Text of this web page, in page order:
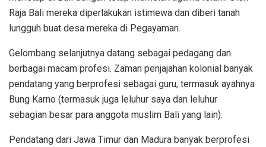
Raja Bali mereka diperlakukan istimewa dan diberi tanah
lungguh buat desa mereka di Pegayaman.
Gelombang selanjutnya datang sebagai pedagang dan
berbagai macam profesi. Zaman penjajahan kolonial banyak
pendatang yang berprofesi sebagai guru, termasuk ayahnya
Bung Karno (termasuk juga leluhur saya dan leluhur
sebagian besar para anggota muslim Bali yang lain).
Pendatang dari Jawa Timur dan Madura banyak berprofesi